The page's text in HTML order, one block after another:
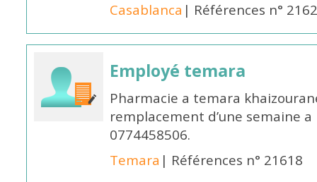
Casablanca | Références n°
Employé temara
Pharmacie a temara
remplacement d’une semaine
0774458506.
Temara | Références n° 21618